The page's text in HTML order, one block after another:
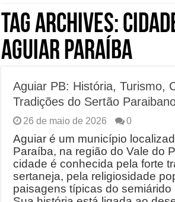
Tag Archives:
Aguiar Paraíba
Aguiar PB: História, Turismo,
Tradições do Sertão
26 de maio de 2026 0
Aguiar é um município
Paraíba, na região do Vale do
cidade é conhecida pela forte
sertaneja, pela religiosidade
paisagens típicas do semiárido